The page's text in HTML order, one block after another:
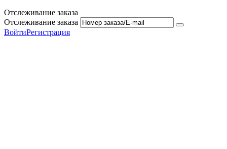
Отслеживание заказа
Отслеживание заказа
ВойтиРегистрация